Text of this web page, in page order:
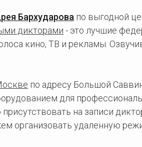
Бархударова по выгодной
дикторами - это лучшие
кино, ТВ и рекламы.
по адресу Большой
для
на записи
организовать удаленную